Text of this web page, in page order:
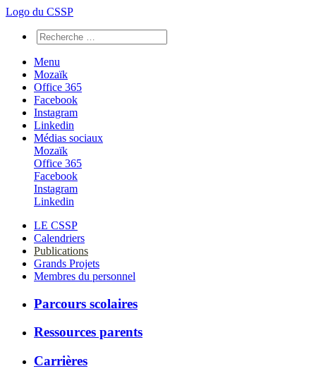
Logo du CSSP
Menu
Mozaïk
Office 365
Facebook
Instagram
Linkedin
Médias sociaux
Mozaïk
Office 365
Facebook
Instagram
Linkedin
LE CSSP
Calendriers
Publications
Grands Projets
Membres du personnel
Parcours scolaires
Ressources parents
Carrières